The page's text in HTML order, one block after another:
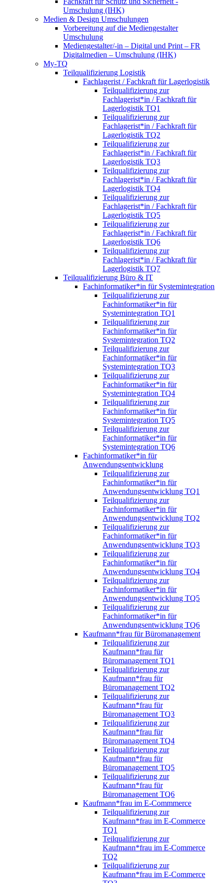
Umschulung (IHK)
Medien & Design Umschulungen
Vorbereitung auf die Mediengestalter
Umschulung
Mediengestalter/-in – Digital und Print – FR
Digitalmedien – Umschulung (IHK)
My-TQ
Teilqualifizierung Logistik
Fachlagerist / Fachkraft für Lagerlogistik
Teilqualifizierung zur
Fachlagerist*in / Fachkraft für
Lagerlogistik TQ1
Teilqualifizierung zur
Fachlagerist*in / Fachkraft für
Lagerlogistik TQ2
Teilqualifizierung zur
Fachlagerist*in / Fachkraft für
Lagerlogistik TQ3
Teilqualifizierung zur
Fachlagerist*in / Fachkraft für
Lagerlogistik TQ4
Teilqualifizierung zur
Fachlagerist*in / Fachkraft für
Lagerlogistik TQ5
Teilqualifizierung zur
Fachlagerist*in / Fachkraft für
Lagerlogistik TQ6
Teilqualifizierung zur
Fachlagerist*in / Fachkraft für
Lagerlogistik TQ7
Teilqualifizierung Büro & IT
Fachinformatiker*in für Systemintegration
Teilqualifizierung zur
Fachinformatiker*in für
Systemintegration TQ1
Teilqualifizierung zur
Fachinformatiker*in für
Systemintegration TQ2
Teilqualifizierung zur
Fachinformatiker*in für
Systemintegration TQ3
Teilqualifizierung zur
Fachinformatiker*in für
Systemintegration TQ4
Teilqualifizierung zur
Fachinformatiker*in für
Systemintegration TQ5
Teilqualifizierung zur
Fachinformatiker*in für
Systemintegration TQ6
Fachinformatiker*in für
Anwendungsentwicklung
Teilqualifizierung zur
Fachinformatiker*in für
Anwendungsentwicklung TQ1
Teilqualifizierung zur
Fachinformatiker*in für
Anwendungsentwicklung TQ2
Teilqualifizierung zur
Fachinformatiker*in für
Anwendungsentwicklung TQ3
Teilqualifizierung zur
Fachinformatiker*in für
Anwendungsentwicklung TQ4
Teilqualifizierung zur
Fachinformatiker*in für
Anwendungsentwicklung TQ5
Teilqualifizierung zur
Fachinformatiker*in für
Anwendungsentwicklung TQ6
Kaufmann*frau für Büromanagement
Teilqualifizierung zur
Kaufmann*frau für
Büromanagement TQ1
Teilqualifizierung zur
Kaufmann*frau für
Büromanagement TQ2
Teilqualifizierung zur
Kaufmann*frau für
Büromanagement TQ3
Teilqualifizierung zur
Kaufmann*frau für
Büromanagement TQ4
Teilqualifizierung zur
Kaufmann*frau für
Büromanagement TQ5
Teilqualifizierung zur
Kaufmann*frau für
Büromanagement TQ6
Kaufmann*frau im E-Commmerce
Teilqualifizierung zur
Kaufmann*frau im E-Commerce
TQ1
Teilqualifizierung zur
Kaufmann*frau im E-Commerce
TQ2
Teilqualifizierung zur
Kaufmann*frau im E-Commerce